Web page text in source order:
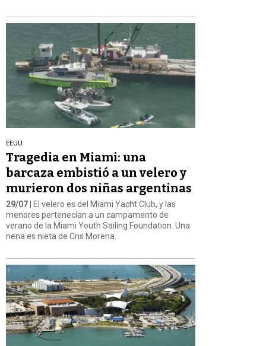
EEUU
Tragedia en Miami: una
barcaza embistió a un velero y
murieron dos niñas argentinas
29/07| El velero es del Miami Yacht Club, y las
menores pertenecían a un campamento de
verano de la Miami Youth Sailing Foundation. Una
nena es nieta de Cris Morena.